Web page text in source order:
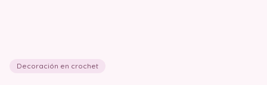
Decoración en crochet